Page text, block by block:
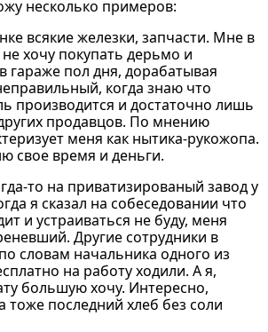
несколько примеров:
всякие железки, запчасти. Мне в
не хочу покупать дерьмо и
гараже пол дня, дорабатывая
когда знаю что
производится и достаточно лишь
продавцов. По мнению
меня как нытика-рукожопа.
свое время и деньги.
то на приватизированый завод у
я сказал на собеседовании что
и устраиваться не буду, меня
Другие сотрудники в
словам начальника одного из
на работу ходили. А я,
большую хочу. Интересно,
тоже последний хлеб без соли